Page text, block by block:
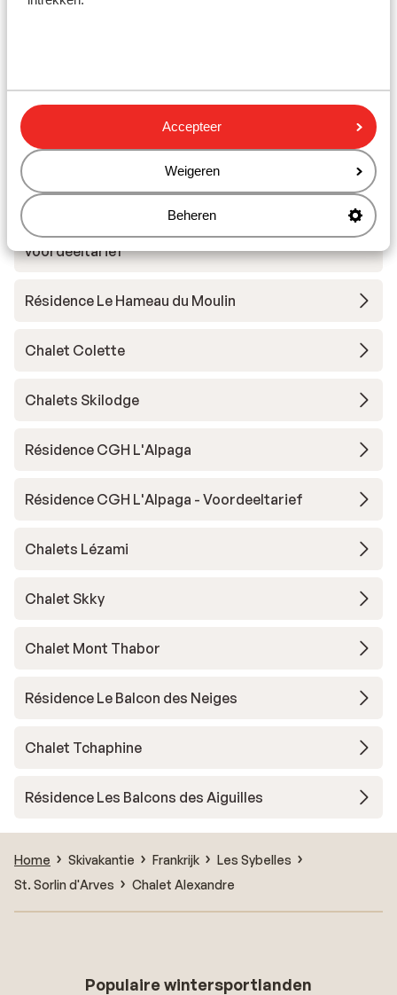
Accepteer
Weigeren
Beheren
Andere accommodaties in Les
Résidence Club MMV l'Etoile des Sybelles
Résidence Club MMV l'Etoile des Sybelles -
voordeeltarief
Résidence Le Hameau du Moulin
Chalet Colette
Chalets Skilodge
Résidence CGH L'Alpaga
Résidence CGH L'Alpaga - Voordeeltarief
Chalets Lézami
Chalet Skky
Chalet Mont Thabor
Résidence Le Balcon des Neiges
Chalet Tchaphine
Résidence Les Balcons des Aiguilles
Home Skivakantie Frankrijk
Les Sybelles
St. Sorlin d'Arves
Chalet Alexandre
Populaire wintersportlanden